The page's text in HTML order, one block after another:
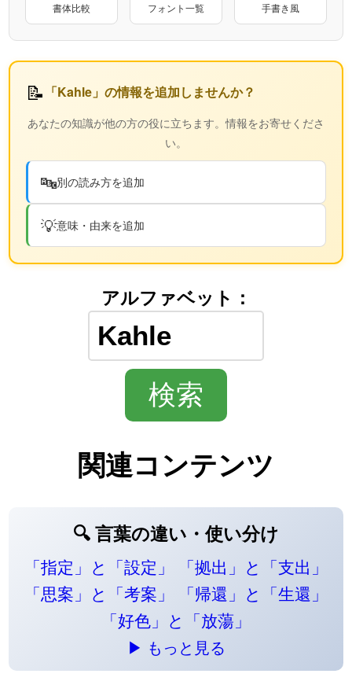
書体比較 フォント一覧 手書き風
📝 「Kahle」の情報を追加しませんか？
あなたの知識が他の方の役に立ちます。情報をお寄せくださ
い。
🔤別の読み方を追加
💡意味・由来を追加
アルファベット：
関連コンテンツ
🔍 言葉の違い・使い分け
「指定」と「設定」
「拠出」と「支出」
「思案」と「考案」
「帰還」と「生還」
「好色」と「放蕩」
▶ もっと見る